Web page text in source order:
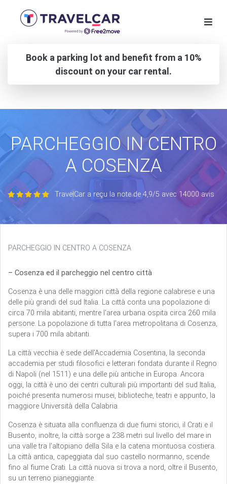
Book a parking lot and benefit from a 10%
discount on your car rental.
PARCHEGGIO IN CENTRO
A COSENZA
TravelCar a reçu la note de 4,9/5 avec 14000 avis
PARCHEGGIO IN CENTRO A COSENZA
– Cosenza ed il parcheggio nel centro città
Cosenza è una delle maggiori città della regione calabrese e una
delle più grandi del sud Italia. La città conta una popolazione di
circa 70 mila abitanti, mentre l'area urbana ospita circa 260 mila
persone. La popolazione di tutta l'area metropolitana di Cosenza,
supera i 700 mila abitanti.
La città vecchia è sede dell'Accademia Cosentina, la seconda
accademia per studi filosofici e letterari fondata durante il Regno
di Napoli (nel 1511) e una delle più antiche in Europa. Ancora
oggi, la città è uno dei centri culturali più importanti del sud Italia,
poiché presenta numerosi musei, biblioteche, teatri e appunto, la
maggiore Università della Calabria.
Cosenza è situata alla confluenza di due fiumi storici, il Crati e il
Busento, inoltre, la città sorge a 238 metri sul livello del mare in
una valle tra l'altopiano della Sila e la catena montuosa costiera.
La città antica, capeggiata dal suo castello normanno, scende
fino al fiume Crati. La città nuova si trova a nord, oltre il Busento,
su un terreno pianeggiante.